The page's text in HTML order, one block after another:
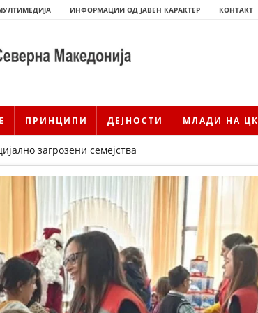
ИНФОРМАЦИИ ОД ЈАВЕН КАРАКТЕР КОНТАКТ
ПРИНЦИПИ ДЕЈНОСТИ МЛАДИ НА ЦК
ИСТОРИЈАТ НА ЦКРМ
ИСТОРИЈАТ НА ДВИЖЕЊЕТО
загрозени семејства